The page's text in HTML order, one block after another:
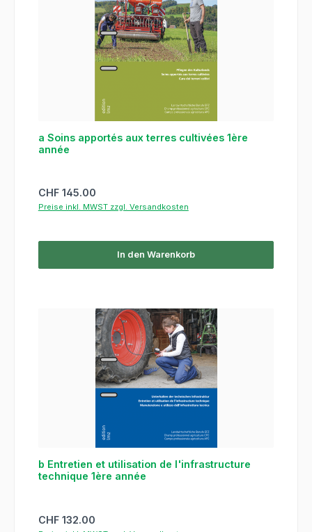
a Soins apportés aux terres cultivées 1ère
année
Regulärer Preis:
CHF 145.00
Preise inkl. MWST zzgl. Versandkosten
In den Warenkorb
b Entretien et utilisation de l'infrastructure
technique 1ère année
Regulärer Preis:
CHF 132.00